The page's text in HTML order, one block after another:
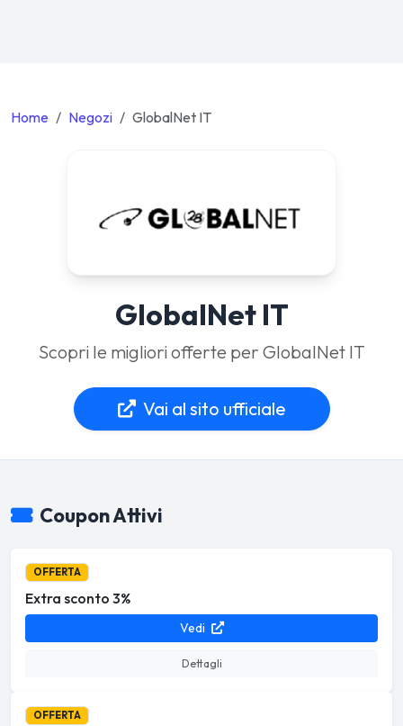
Home Negozi GlobalNet IT
GlobalNet IT
Scopri le migliori offerte per GlobalNet IT
Vai al sito ufficiale
Coupon Attivi
OFFERTA
Extra sconto 3%
Vedi
Dettagli
OFFERTA